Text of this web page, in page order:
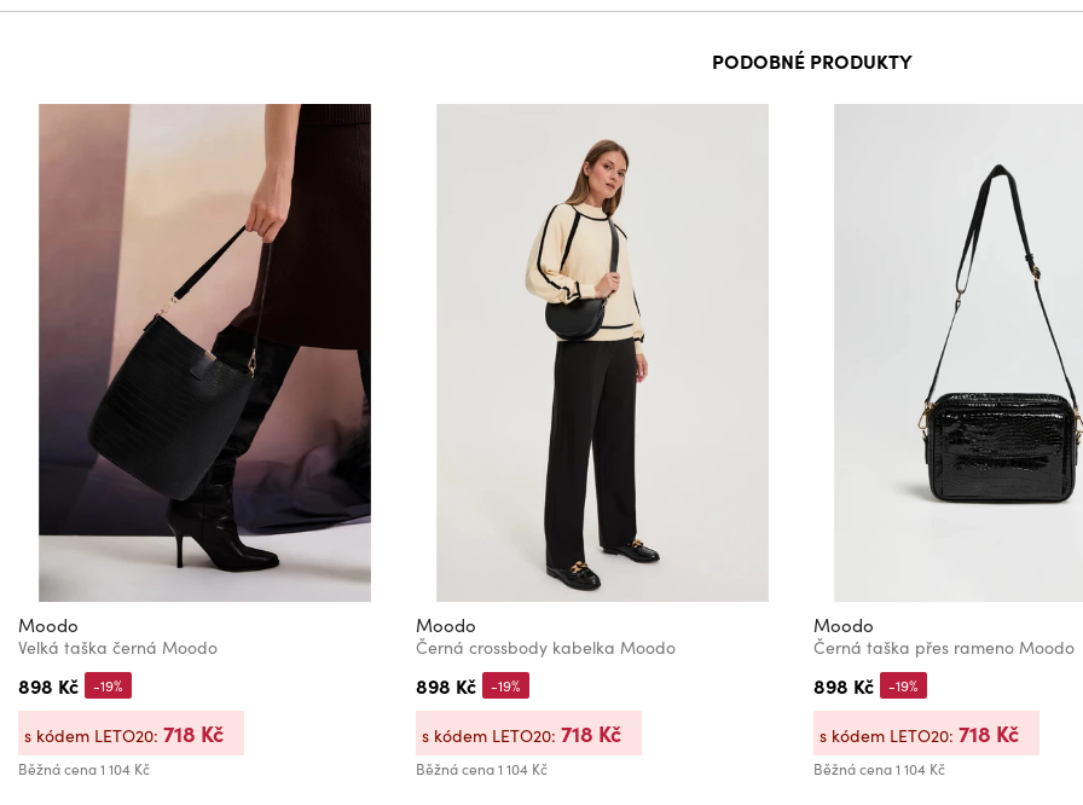
PODOBNÉ PRODUKTY
Moodo
Velká taška černá Moodo
898 Kč
Běžná cena1 104 Kč
-19%
s kódem LETO20: 718 Kč
Moodo
Černá crossbody kabelka Moodo
898 Kč
Běžná cena1 104 Kč
-19%
s kódem LETO20: 718 Kč
Moodo
Černá taška přes rameno Moodo
898 Kč
Běžná cena1 104 Kč
-19%
s kódem LETO20: 718 Kč